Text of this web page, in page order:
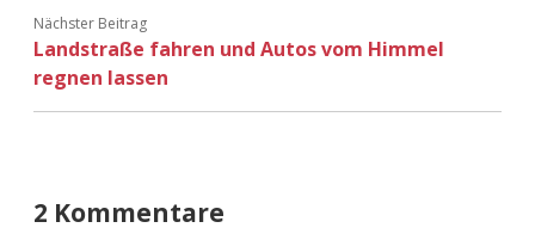
Nächster Beitrag
Landstraße fahren und Autos vom Himmel
regnen lassen
2 Kommentare